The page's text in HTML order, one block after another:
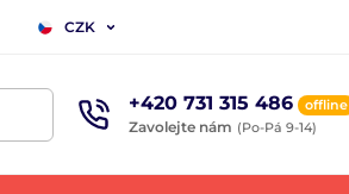
CZK
+420 731 315 486 offline
Zavolejte nám (Po-Pá 9-14)